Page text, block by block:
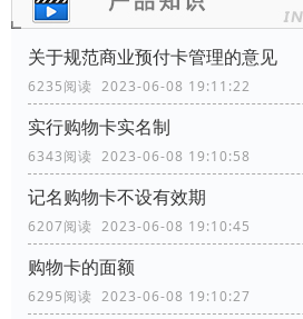
关于规范商业预付卡管理的意见
6235阅读 2023-06-08 19:11:22
实行购物卡实名制
6343阅读 2023-06-08 19:10:58
记名购物卡不设有效期
6207阅读 2023-06-08 19:10:45
购物卡的面额
6295阅读 2023-06-08 19:10:27